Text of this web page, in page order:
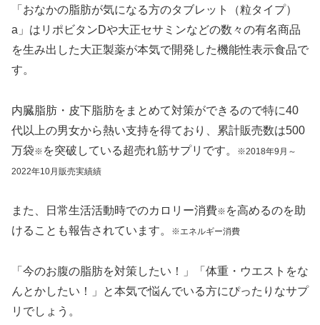
「おなかの脂肪が気になる方のタブレット（粒タイプ）
a」はリポビタンDや大正セサミンなどの数々の有名商品
を生み出した大正製薬が本気で開発した機能性表示食品で
す。
内臓脂肪・皮下脂肪をまとめて対策ができるので特に40
代以上の男女から熱い支持を得ており、累計販売数は500
万袋※ を突破している超売れ筋サプリです。
※2018年9月～
2022年10月販売実績績
また、日常生活活動時でのカロリー消費※ を高めるのを助
けることも報告されています。
※エネルギー消費
「今のお腹の脂肪を対策したい！」「体重・ウエストをな
んとかしたい！」と本気で悩んでいる方にぴったりなサプ
リでしょう。